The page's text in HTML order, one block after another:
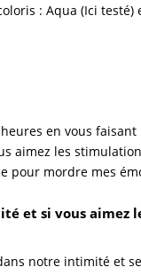
: Aqua (Ici testé)
en vous
aimez les
pour mordre mes
et si vous aimez
notre intimité et